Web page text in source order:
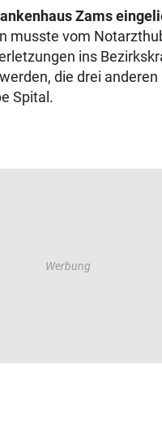
Zams
musste vom
ins
die drei anderen
Spital.